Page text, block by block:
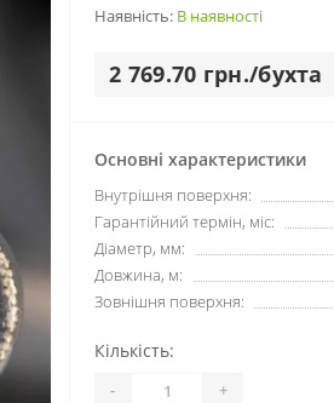
Наявність: В наявності
2 769.70 грн./бухта
Основні характеристики
Внутрішня поверхня:
Гарантійний термін, міс:
Діаметр, мм:
Довжина, м:
Зовнішня поверхня:
Кількість:
- +